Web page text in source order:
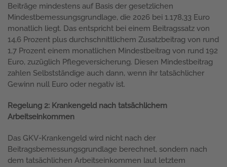
Beiträge mindestens auf Basis der gesetzlichen
Mindestbemessungsgrundlage, die 2026 bei 1.178,33 Euro
monatlich liegt. Das entspricht bei einem Beitragssatz von
14,6 Prozent plus durchschnittlichem Zusatzbeitrag von rund
1,7 Prozent einem monatlichen Mindestbeitrag von rund 192
Euro, zuzüglich Pflegeversicherung. Diesen Mindestbeitrag
zahlen Selbstständige auch dann, wenn ihr tatsächlicher
Gewinn null Euro oder negativ ist.
Regelung 2: Krankengeld nach tatsächlichem
Arbeitseinkommen
Das GKV-Krankengeld wird nicht nach der
Beitragsbemessungsgrundlage berechnet, sondern nach
dem tatsächlichen Arbeitseinkommen laut letztem